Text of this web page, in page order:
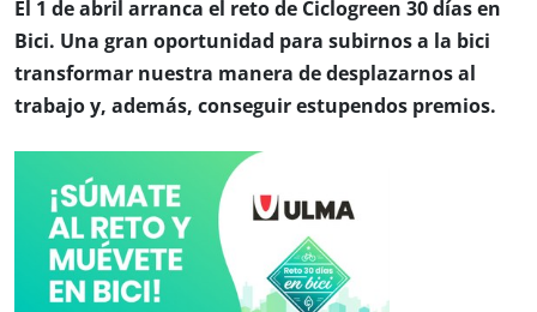
El 1 de abril arranca el reto de Ciclogreen 30 días en
Bici. Una gran oportunidad para subirnos a la bici
transformar nuestra manera de desplazarnos al
trabajo y, además, conseguir estupendos premios.